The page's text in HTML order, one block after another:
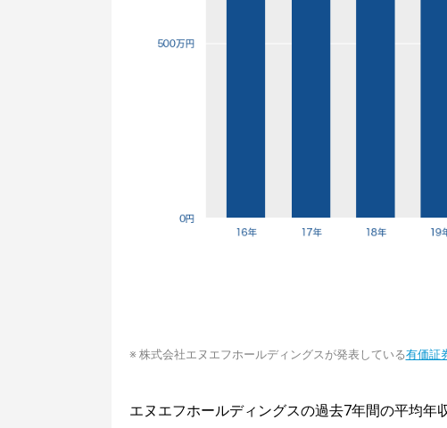
※ 株式会社エヌエフホールディングスが発表している有価証
エヌエフホールディングスの過去7年間の平均年